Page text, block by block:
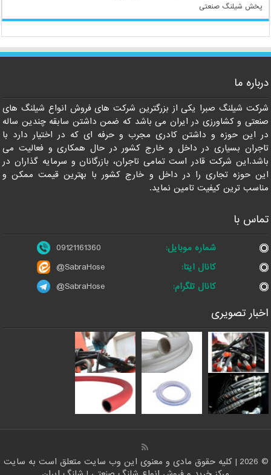
پخش شیلنگ صنعتی
درباره ما
شرکت شیلنگ صبرا یکی از بزرگترین شرکت های فروش انواع شیلنگ های
صنعتی و کشاورزی در ایران می باشد که ضمن داشتن سابقه چندین ساله
در این حوزه و داشتن کادری مجرب و حرفه ای که در اختیار دارد با
تاجران بسیاری در داخل و خارج کشور در حال همکاری و فعالیت می
باشد.این شرکت قادر است تمامی تاجران، بازرگانان و سرمایه گذاران در
این حوزه تجاری را در داخل و خارج کشور با بهترین قیمت ممکن و
مناسب ترین کیفیت تامین نماید.
تماس با
شماره موبایل:
09121161360
کانال ایتا:
@SabraHose
کانال تلگرام:
@SabraHose
اخبار تصویری
© 2026 | کلیه حقوق مادی و معنوی این وب سایت متعلق است به سایت
09121161360